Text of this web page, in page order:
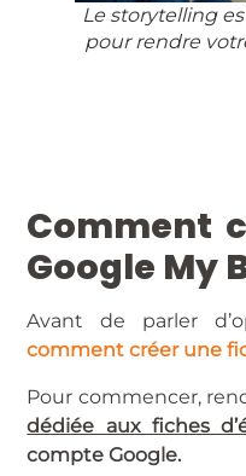
Le storytelling
pour rendre
Comment
Google My
Avant de parler
comment créer une
Pour commencer,
dédiée aux fiches
compte Google.